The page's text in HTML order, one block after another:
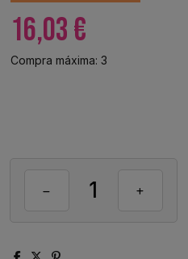
16,03 €
Compra máxima: 3